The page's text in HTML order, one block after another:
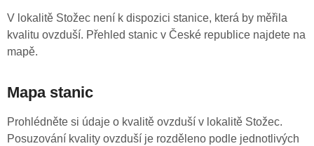
V lokalitě Stožec není k dispozici stanice, která by měřila
kvalitu ovzduší. Přehled stanic v České republice najdete na
mapě.
Mapa stanic
Prohlédněte si údaje o kvalitě ovzduší v lokalitě Stožec.
Posuzování kvality ovzduší je rozděleno podle jednotlivých